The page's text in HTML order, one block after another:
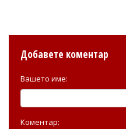
Добавете коментар
Вашето име:
Коментар: